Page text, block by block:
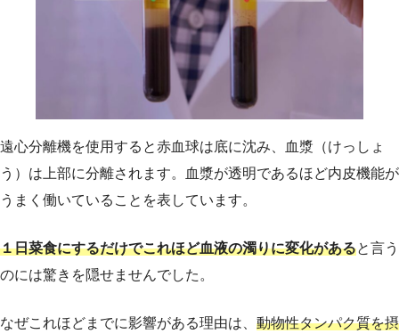
遠心分離機を使用すると赤血球は底に沈み、血漿（けっしょ
う）は上部に分離されます。血漿が透明であるほど内皮機能が
うまく働いていることを表しています。
１日菜食にするだけでこれほど血液の濁りに変化があると言う
のには驚きを隠せませんでした。
なぜこれほどまでに影響がある理由は、 動物性タンパク質を摂